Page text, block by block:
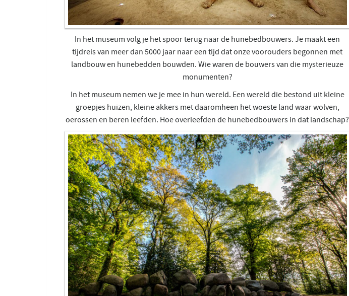
In het museum volg je het spoor terug naar de hunebedbouwers. Je maakt een
tijdreis van meer dan 5000 jaar naar een tijd dat onze voorouders begonnen met
landbouw en hunebedden bouwden. Wie waren de bouwers van die mysterieuze
monumenten?
In het museum nemen we je mee in hun wereld. Een wereld die bestond uit kleine
groepjes huizen, kleine akkers met daaromheen het woeste land waar wolven,
oerossen en beren leefden. Hoe overleefden de hunebedbouwers in dat landschap?